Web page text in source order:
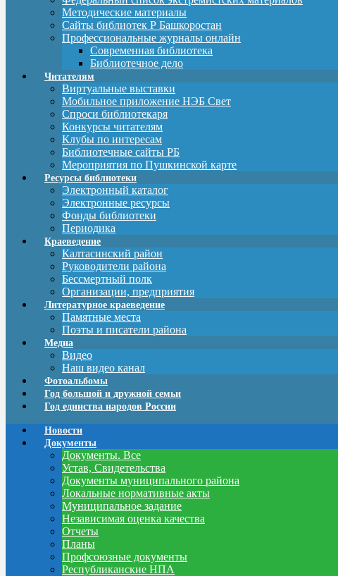
Методические материалы
Сайты библиотек Р Башкоростан
Профессиональные журналы онлайн
Современная библиотека
Библиотечное дело
Читателям
Виртуальные выставки
Мобильное приложение НЭБ Свет
Спроси библиотекаря
Конкурсы читателям
Клубы по интересам
Библиотечные сайты РБ
Мероприятия по Пушкинской карте
Ресурсы библиотеки
Электронный каталог
Электронные ресурсы
Фонды библиотеки
Периодика
Краеведение
Калтасинский район
Руководители района
Бессмертный полк
Организации, предприятия
Литературное краеведение
Памятные места
Поэты и писатели района
Медиа
Видео
Наш видео канал
Фотоальбомы
Год большой и дружной семьи
Год единства народов России
Новости
Документы
Документы. Все
Устав, Свидетельства
Документы муниципального района
Локальные нормативные акты
Муниципальное задание
Независимая оценка качества
Отчеты
Планы
Профсоюзные документы
Республиканские НПА